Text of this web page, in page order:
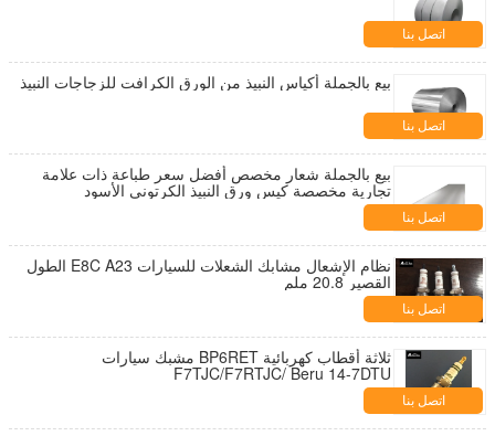
اتصل بنا
بيع بالجملة أكياس النبيذ من الورق الكرافت للزجاجات النبيذ
اتصل بنا
بيع بالجملة شعار مخصص أفضل سعر طباعة ذات علامة
تجارية مخصصة كيس ورق النبيذ الكرتوني الأسود
اتصل بنا
نظام الإشعال مشابك الشعلات للسيارات E8C A23 الطول
القصير 20.8 ملم
اتصل بنا
ثلاثة أقطاب كهربائية BP6RET مشبك سيارات
F7TJC/F7RTJC/ Beru 14-7DTU
اتصل بنا